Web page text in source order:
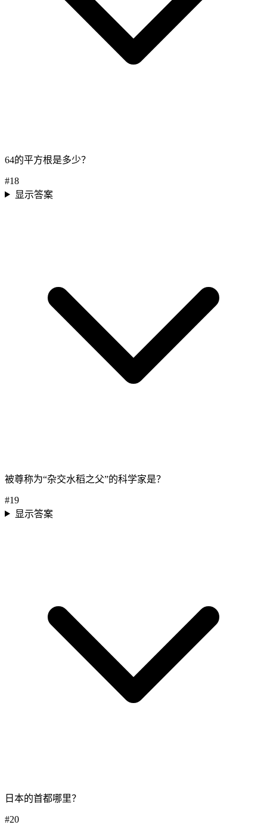
64的平方根是多少？
#18
显示答案
被尊称为“杂交水稻之父”的科学家是？
#19
显示答案
日本的首都哪里？
#20